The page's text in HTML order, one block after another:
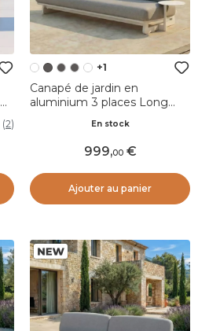
(2)
+1
Canapé de jardin en
aluminium 3 places Long
En stock
999,00
Ajouter au panier